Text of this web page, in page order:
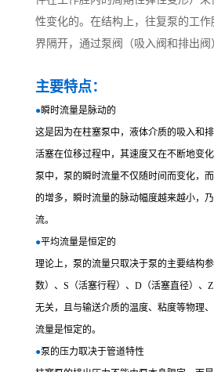
性变化的。在结构上，往复泵的工
界隔开，通过泵阀（吸入阀和排出阀
主要特点：
●瞬时流量是脉动的
这是因为在柱塞泵中，液体介质的吸入和
活塞在位移过程中，其速度又在不断地变
泵中，泵的瞬时流量不仅随时间而变化，
的增多，瞬时流量的脉动幅度越来越小，
流。
●平均流量是恒定的
理论上，泵的流量只取决于泵的主要结构
数）、S（活塞行程）、D（活塞直径）、
无关，且与输送介质的温度、粘度等物理
流量是恒定的。
●泵的压力取决于管道特性